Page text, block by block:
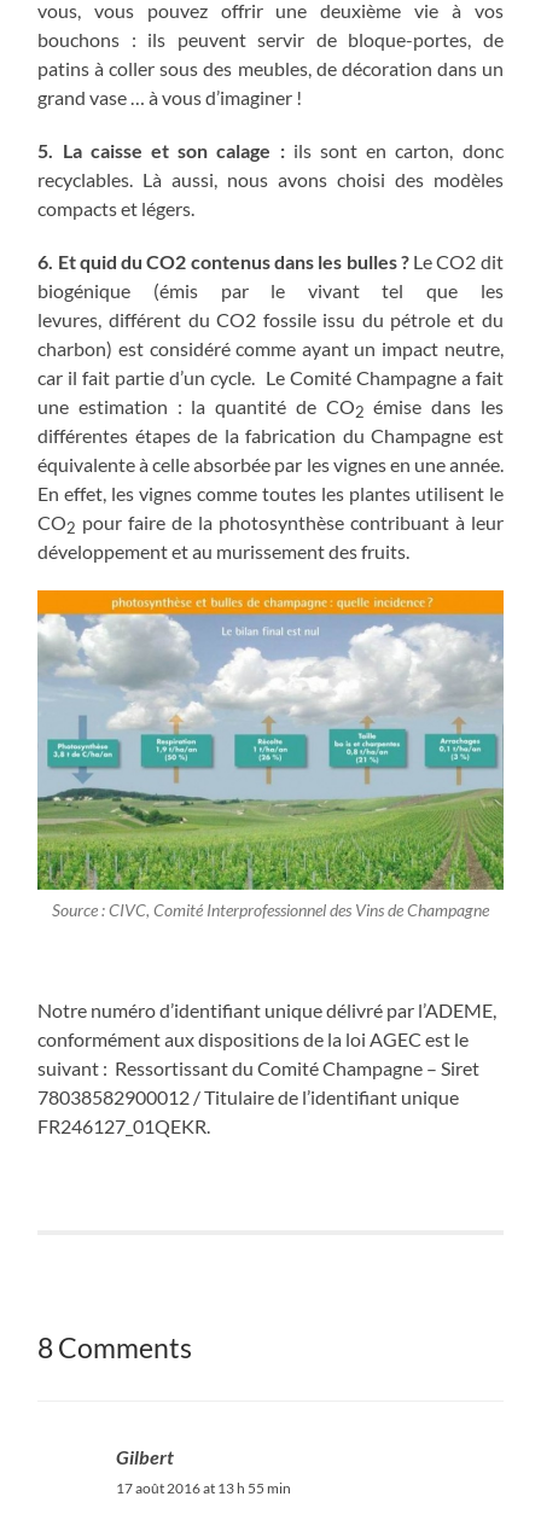
vous, vous pouvez offrir une deuxième vie à vos
bouchons : ils peuvent servir de bloque-portes, de
patins à coller sous des meubles, de décoration dans un
grand vase … à vous d’imaginer !
5. La caisse et son calage :ils sont en carton, donc
recyclables. Là aussi, nous avons choisi des modèles
compacts et légers.
6. Et quid du CO2 contenus dans les bulles ?Le CO2 dit
biogénique (émis par le vivant tel que les
levures, différent du CO2 fossile issu du pétrole et du
charbon) est considéré comme ayant un impact neutre,
car il fait partie d’un cycle. Le Comité Champagne a fait
une estimation : la quantité de CO2 émise dans les
différentes étapes de la fabrication du Champagne est
équivalente à celle absorbée par les vignes en une année.
En effet, les vignes comme toutes les plantes utilisent le
CO2 pour faire de la photosynthèse contribuant à leur
développement et au murissement des fruits.
Source : CIVC, Comité Interprofessionnel des Vins de Champagne
Notre numéro d’identifiant unique délivré par l’ADEME,
conformément aux dispositions de la loi AGEC est le
suivant : Ressortissant du Comité Champagne – Siret
78038582900012 / Titulaire de l’identifiant unique
FR246127_01QEKR.
8 Comments
Gilbert
17 août 2016 at 13 h 55 min